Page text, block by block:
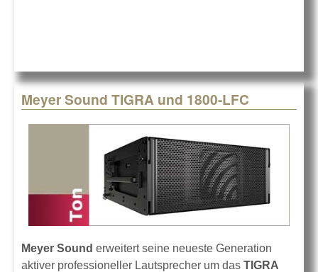
Meyer Sound TIGRA und 1800-LFC
Meyer Sound erweitert seine neueste Generation
aktiver professioneller Lautsprecher um das TIGRA